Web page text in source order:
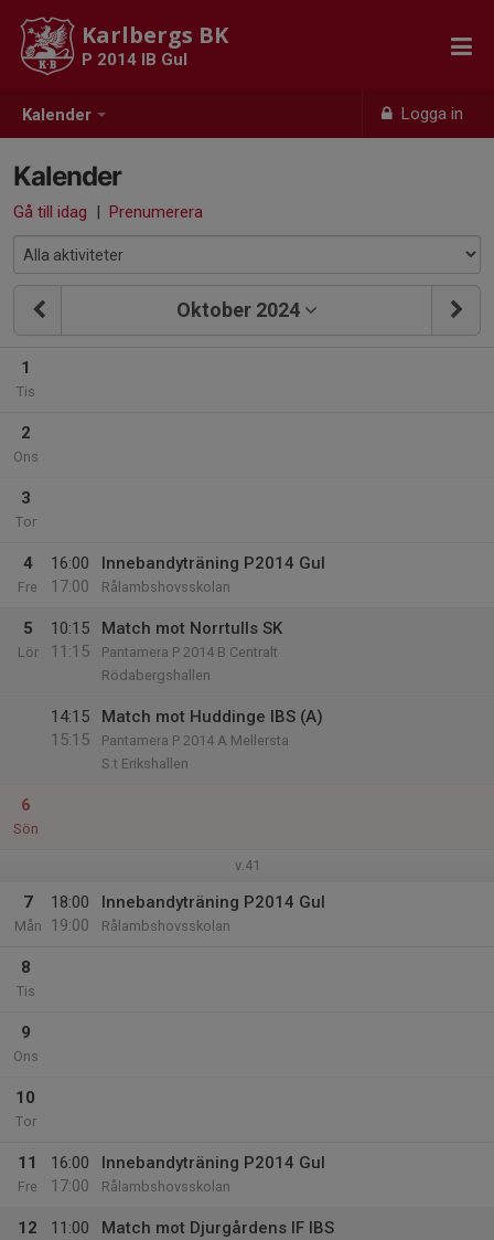
Kalender Logga in
Karlbergs BK
P 2014 IB Gul
Kalender
Gå till idag | Prenumerera
Oktober 2024
1
Tis
2
Ons
3
Tor
4
Fre
16:00
17:00
Innebandyträning P2014 Gul
Rålambshovsskolan
5
Lör
10:15
11:15
Match mot Norrtulls SK
Pantamera P 2014 B Centralt
Rödabergshallen
14:15
15:15
Match mot Huddinge IBS (A)
Pantamera P 2014 A Mellersta
S:t Erikshallen
6
Sön
v.41
7
Mån
18:00
19:00
Innebandyträning P2014 Gul
Rålambshovsskolan
8
Tis
9
Ons
10
Tor
11
Fre
16:00
17:00
Innebandyträning P2014 Gul
Rålambshovsskolan
12
11:00
Match mot Djurgårdens IF IBS